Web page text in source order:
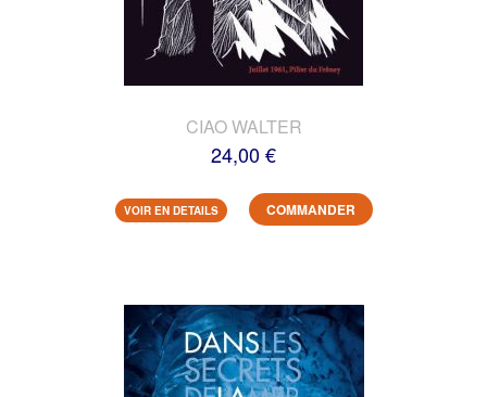
CIAO WALTER
24,00 €
VOIR EN DETAILS COMMANDER